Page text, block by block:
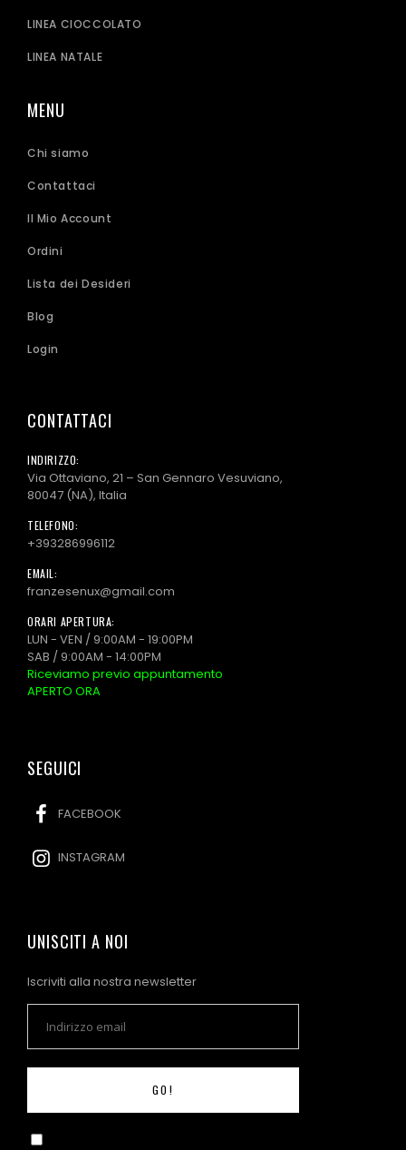
LINEA CIOCCOLATO
LINEA NATALE
MENU
Chi siamo
Contattaci
Il Mio Account
Ordini
Lista dei Desideri
Blog
Login
CONTATTACI
INDIRIZZO:
Via Ottaviano, 21 – San Gennaro Vesuviano,
80047 (NA), Italia
TELEFONO:
+393286996112
EMAIL:
franzesenux@gmail.com
ORARI APERTURA:
LUN - VEN / 9:00AM - 19:00PM
SAB / 9:00AM - 14:00PM
Riceviamo previo appuntamento
APERTO ORA
SEGUICI
FACEBOOK
INSTAGRAM
UNISCITI A NOI
Iscriviti alla nostra newsletter
GO!